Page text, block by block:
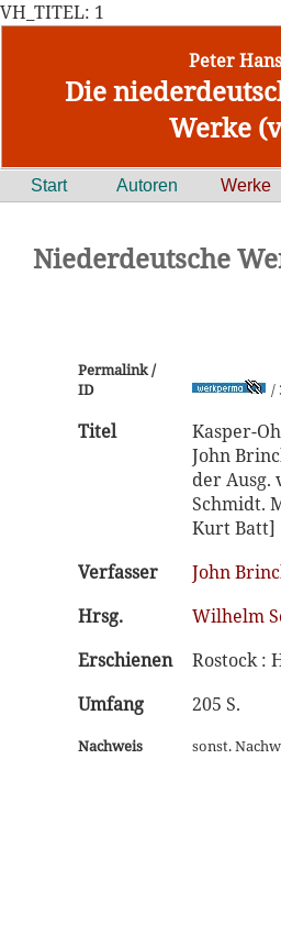
VH_TITEL: 1
Peter
Die
Werke
Start Autoren Werke
Niederdeutsche
Permalink /
ID
/
Titel
Kasper-
John
der Ausg.
Schmidt.
Kurt Batt]
Verfasser
John
Hrsg.
Wilhelm
Erschienen
Rostock :
Umfang
205 S.
Nachweis sonst.